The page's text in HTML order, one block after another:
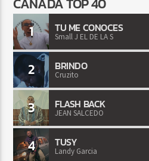
1 TU ME CONOCES
Small J EL DE LA S
2 BRINDO
Cruzito
3 FLASH BACK
JEAN SALCEDO
4 TUSY
Landy Garcia